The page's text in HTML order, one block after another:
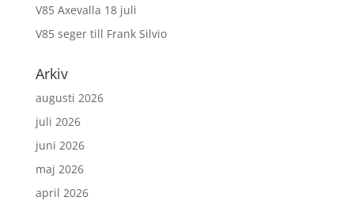
V85 Axevalla 18 juli
V85 seger till Frank Silvio
Arkiv
augusti 2026
juli 2026
juni 2026
maj 2026
april 2026